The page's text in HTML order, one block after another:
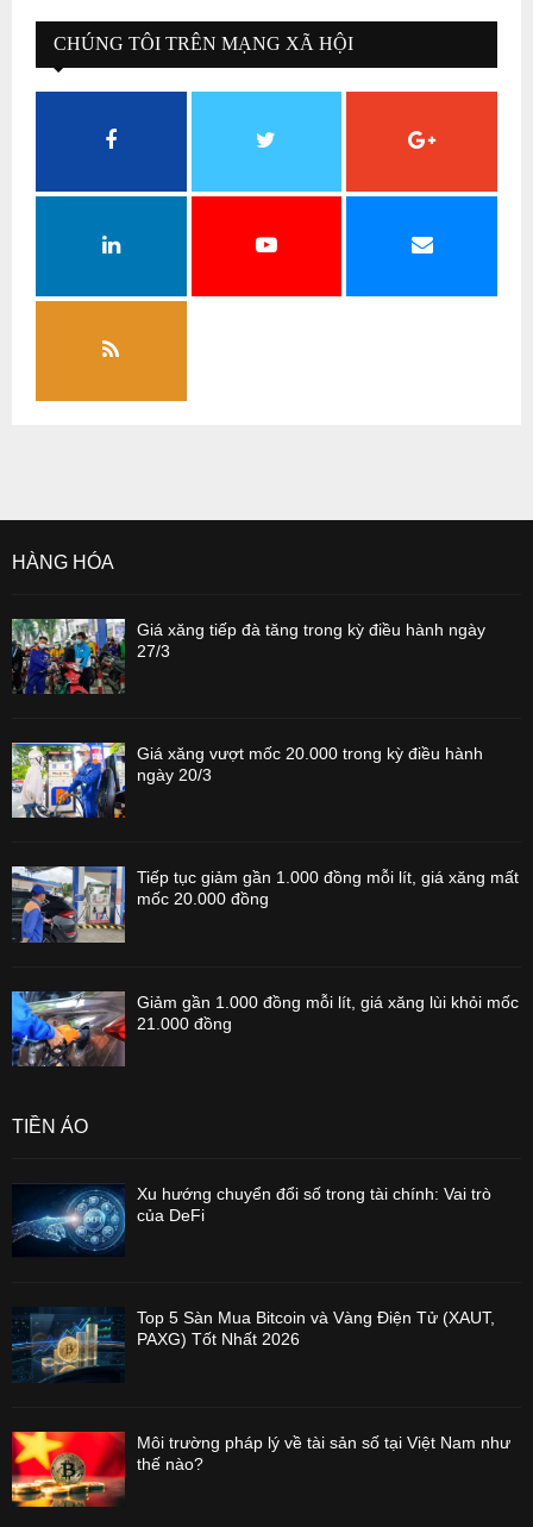
CHÚNG TÔI TRÊN MẠNG XÃ HỘI
HÀNG HÓA
Giá xăng tiếp đà tăng trong kỳ điều hành ngày
27/3
Giá xăng vượt mốc 20.000 trong kỳ điều hành
ngày 20/3
Tiếp tục giảm gần 1.000 đồng mỗi lít, giá xăng mất
mốc 20.000 đồng
Giảm gần 1.000 đồng mỗi lít, giá xăng lùi khỏi mốc
21.000 đồng
TIỀN ẢO
Xu hướng chuyển đổi số trong tài chính: Vai trò
của DeFi
Top 5 Sàn Mua Bitcoin và Vàng Điện Tử (XAUT,
PAXG) Tốt Nhất 2026
Môi trường pháp lý về tài sản số tại Việt Nam như
thế nào?